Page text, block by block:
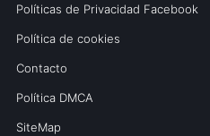
Políticas de Privacidad Facebook
Política de cookies
Contacto
Política DMCA
SiteMap